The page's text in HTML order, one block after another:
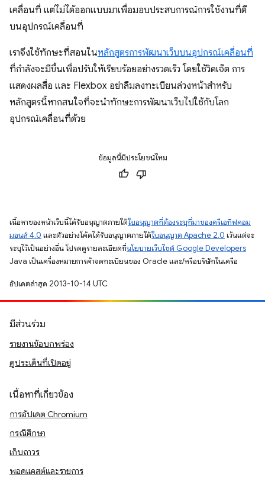
เคลื่อนที่ แต่ไม่ได้ออกแบบมาเพื่อมอบประสบการณ์การใช้งานที่ดี
บนอุปกรณ์เคลื่อนที่
เราจึงใช้ทักษะที่สอนในหลักสูตรการพัฒนาเว็บบนอุปกรณ์เคลื่อนที่
ที่กำลังจะมีขึ้นเพื่อปรับให้เรียบร้อยอย่างรวดเร็ว โดยใช้วิดเจ็ต การ
แสดงผลสื่อ และ Flexbox อย่าลืมลงทะเบียนล่วงหน้าสำหรับ
หลักสูตรนี้หากสนใจที่จะนำทักษะการพัฒนาเว็บไปใช้กับโลก
อุปกรณ์เคลื่อนที่ด้วย
ข้อมูลนี้มีประโยชน์ไหม
เนื้อหาของหน้าเว็บนี้ได้รับอนุญาตภายใต้ใบอนุญาตที่ต้องระบุที่มาของครีเอทีฟคอม
มอนส์ 4.0 และตัวอย่างโค้ดได้รับอนุญาตภายใต้ใบอนุญาต Apache 2.0 เว้นแต่จะ
ระบุไว้เป็นอย่างอื่น โปรดดูรายละเอียดที่นโยบายเว็บไซต์ Google Developers
Java เป็นเครื่องหมายการค้าจดทะเบียนของ Oracle และ/หรือบริษัทในเครือ
อัปเดตล่าสุด 2013-10-14 UTC
มีส่วนร่วม
รายงานข้อบกพร่อง
ดูประเด็นที่เปิดอยู่
เนื้อหาที่เกี่ยวข้อง
การอัปเดต Chromium
กรณีศึกษา
เก็บถาวร
พอดแคสต์และรายการ